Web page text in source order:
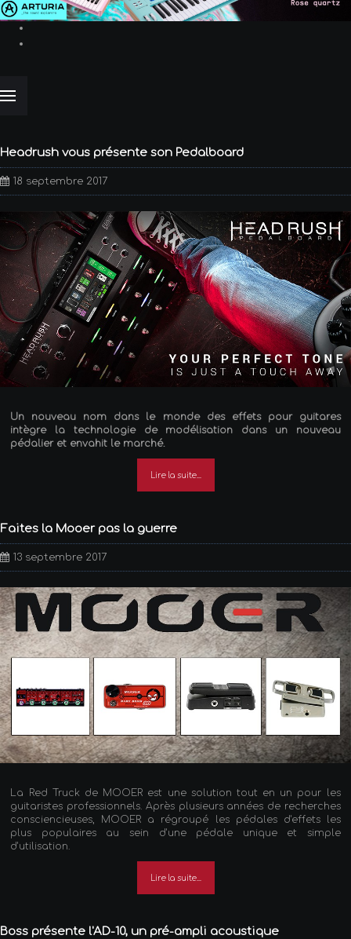
Headrush vous présente son Pedalboard
18 septembre 2017
Un nouveau nom dans le monde des effets pour guitares
intègre la technologie de modélisation dans un nouveau
pédalier et envahit le marché.
Lire la suite...
Faites la Mooer pas la guerre
13 septembre 2017
La Red Truck de MOOER est une solution tout en un pour les
guitaristes professionnels. Après plusieurs années de recherches
consciencieuses, MOOER a régroupé les pédales d'effets les
plus populaires au sein d'une pédale unique et simple
d'utilisation.
Lire la suite...
Boss présente l'AD-10, un pré-ampli acoustique